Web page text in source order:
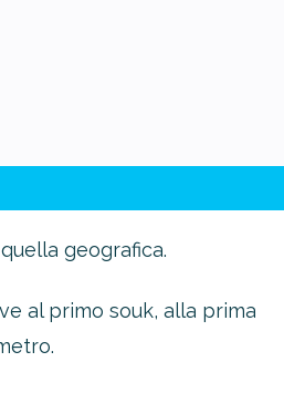
geografica.
al primo souk, alla prima